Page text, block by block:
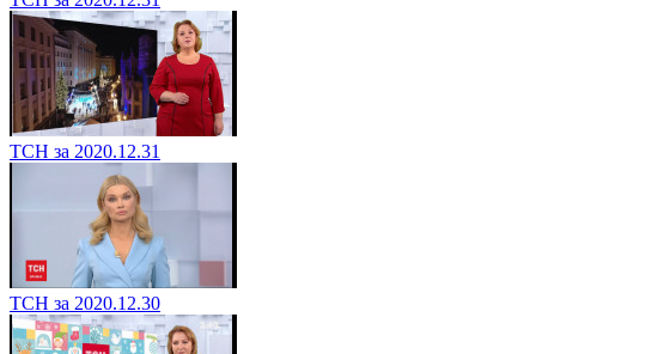
ТСН за 2020.12.31
ТСН за 2020.12.30